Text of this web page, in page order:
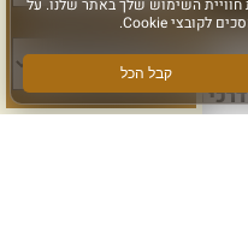
דרכי הגעה עוד
סוג פעילות: